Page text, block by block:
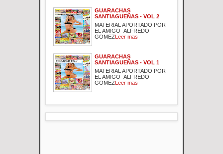
GUARACHAS
SANTIAGUEÑAS - VOL 2
MATERIAL APORTADO POR
EL AMIGO ALFREDO
GOMEZLeer mas
GUARACHAS
SANTIAGUEÑAS - VOL 1
MATERIAL APORTADO POR
EL AMIGO ALFREDO
GOMEZLeer mas